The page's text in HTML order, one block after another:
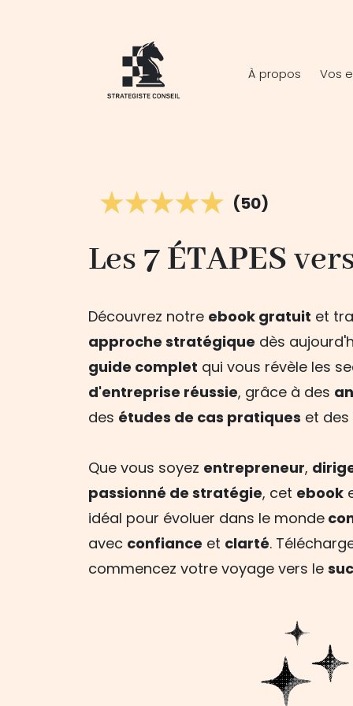
À propos Vos
(50)
Les 7 ÉTAPES
Découvrez notre ebook gratuit et
approche stratégique dès
guide complet qui vous révèle les
d'entreprise réussie, grâce à des
des études de cas pratiques et des
Que vous soyez entrepreneur,
passionné de stratégie, cet ebook
idéal pour évoluer dans le monde
avec confiance et clarté.
commencez votre voyage vers le